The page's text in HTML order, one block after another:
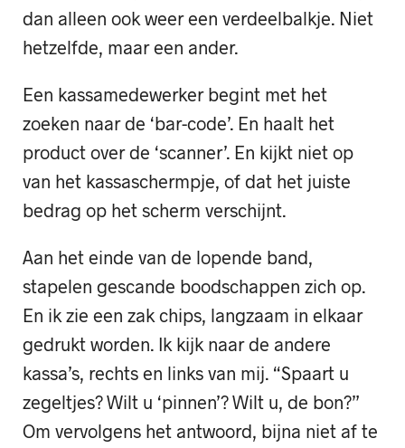
dan alleen ook weer een verdeelbalkje. Niet
hetzelfde, maar een ander.
Een kassamedewerker begint met het
zoeken naar de ‘bar-code’. En haalt het
product over de ‘scanner’. En kijkt niet op
van het kassaschermpje, of dat het juiste
bedrag op het scherm verschijnt.
Aan het einde van de lopende band,
stapelen gescande boodschappen zich op.
En ik zie een zak chips, langzaam in elkaar
gedrukt worden. Ik kijk naar de andere
kassa’s, rechts en links van mij. “Spaart u
zegeltjes? Wilt u ‘pinnen’? Wilt u, de bon?”
Om vervolgens het antwoord, bijna niet af te